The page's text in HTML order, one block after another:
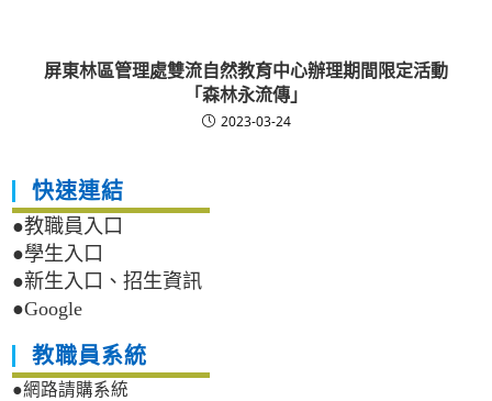
屏東林區管理處雙流自然教育中心辦理期間限定活動
「森林永流傳」
2023-03-24
快速連結
●教職員入口
●學生入口
●新生入口、招生資訊
●Google
教職員系統
●網路請購系統